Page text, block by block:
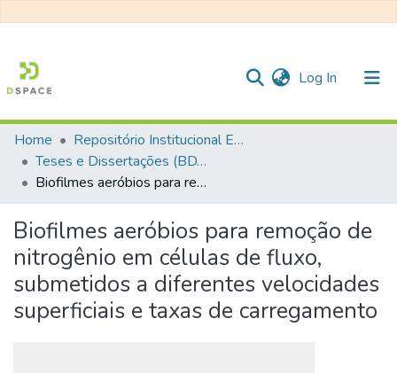
Log In (current)
Communities & Collections
All of DSpace
Statistics
Home
Repositório Institucional EESC
Teses e Dissertações (BDTD USP)
Biofilmes aeróbios para remoção de nitrogênio em células de fluxo, submetidos a diferentes velocidades superficiais e taxas de carregamento
Biofilmes aeróbios para remoção de
nitrogênio em células de fluxo,
submetidos a diferentes velocidades
superficiais e taxas de carregamento